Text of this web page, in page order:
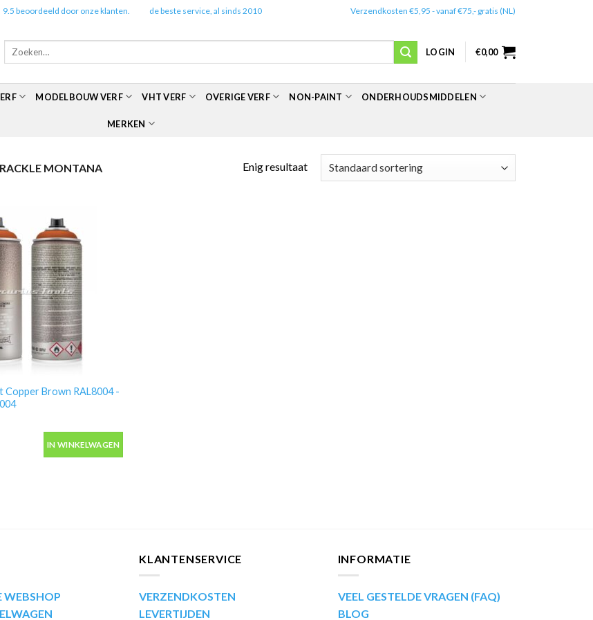
9.5 beoordeeld door onze klanten. de beste service, al sinds 2010 Verzendkosten €5,95 - vanaf €75,- gratis (NL)
Zoeken
LOGIN €0,00
MODELBOUW VERF VHT VERF OVERIGE VERF NON-PAINT ONDERHOUDSMIDDELEN
MERKEN
MONTANA Enig resultaat
Copper Brown RAL8004 -
Copper Brown RAL8004 -Montana EC8004 aantal
IN WINKELWAGEN
WEBSHOP
KLANTENSERVICE
VERZENDKOSTEN
LEVERTIJDEN
INFORMATIE
VEEL GESTELDE VRAGEN (FAQ)
BLOG